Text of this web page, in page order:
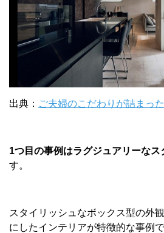
出典： ご夫婦のこだわりが詰まっ
1つ目の事例はラグジュアリーなス
す。
スタイリッシュなボックス型の外
にしたインテリアが特徴的な事例で